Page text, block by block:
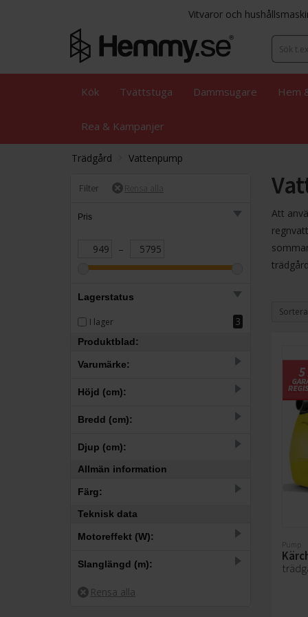
Vitvaror och
Kök Tvättstuga Dammsugare Hem
Rea & Kampanjer
Trädgård Vattenpump
Filter
Pris
–
Lagerstatus
I lager 3
Produktblad:
Varumärke:
AL-KO 1
9
Höjd (cm):
–
Bredd (cm):
–
Djup (cm):
–
17.9
Allmän information
Färg:
Gul
Röd 1
Teknisk data
Motoreffekt (W):
–
Slanglängd (m):
–
Att
Sortera
Pump